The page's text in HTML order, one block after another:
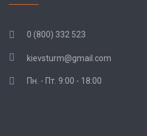
0 (800) 332 523
kievsturm@gmail.com
Пн. - Пт. 9:00 - 18:00